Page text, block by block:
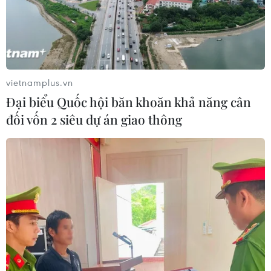
31/07/2026 06:25
Nghĩa cử cao đẹp của lao động Việt
Nam lan tỏa trên truyền thông Nhật
Bản
31/07/2026 04:02
trò dòng chảy thông tin chủ lưu, là
tiếng nói của Đảng và nhân dân
Trưởng Ban Tuyên giáo và Dân vận
Trung ương làm việc về trọng tâm
thông tin-tuyên truyền
vietnamplus.vn
Đại biểu Quốc hội băn khoăn khả năng cân
đối vốn 2 siêu dự án giao thông